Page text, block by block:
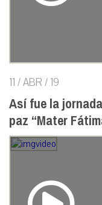
11 / ABR / 19
Así fue la
paz “Mater